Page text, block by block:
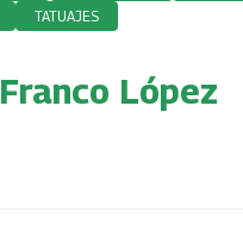
TATUAJES
Franco López